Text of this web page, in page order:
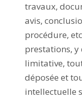
travaux,
avis,
procédure,
prestations, y
limitative,
déposée et
intellectuelle